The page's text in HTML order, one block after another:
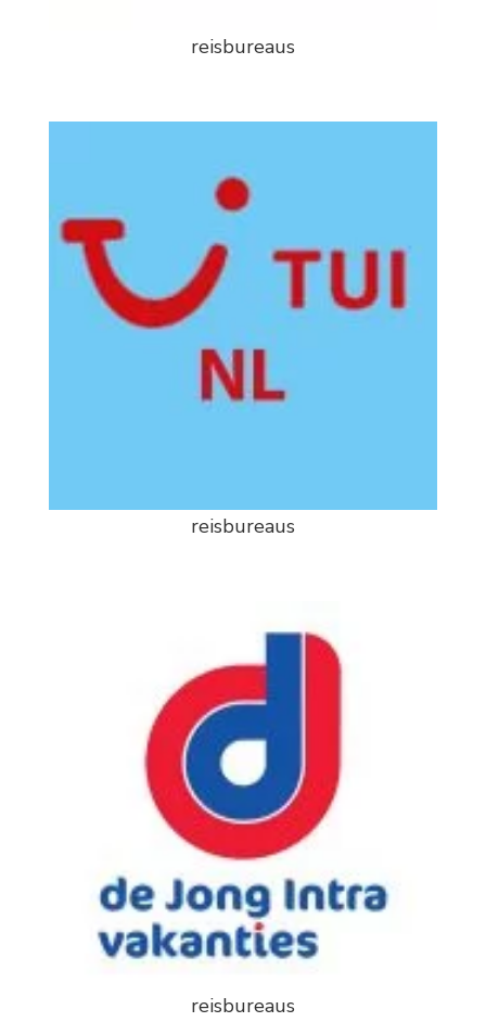
reisbureaus
reisbureaus
reisbureaus